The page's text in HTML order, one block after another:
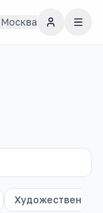
Москва
Художественные